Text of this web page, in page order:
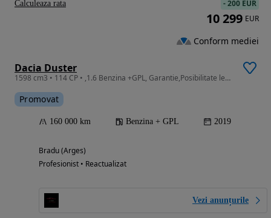
Dacia Duster
1598 cm3 • 114 CP • ,1.6 Benzina +GPL, Garantie,Posibilitate leasing/ rate fixe
Promovat
160 000 km Benzina + GPL 2019
Bradu (Arges)
Profesionist • Reactualizat
Vezi anunțurile
-200 EUR
10 299 EUR
Conform mediei
Calculeaza rata